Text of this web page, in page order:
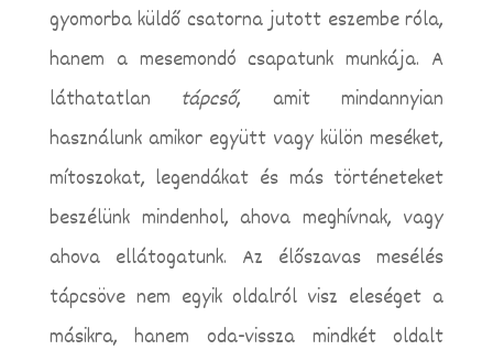
gyomorba küldő csatorna jutott eszembe róla,
hanem a mesemondó csapatunk munkája. A
láthatatlan tápcső, amit mindannyian
használunk amikor együtt vagy külön meséket,
mítoszokat, legendákat és más történeteket
beszélünk mindenhol, ahova meghívnak, vagy
ahova ellátogatunk. Az élőszavas mesélés
tápcsöve nem egyik oldalról visz eleséget a
másikra, hanem oda-vissza mindkét oldalt